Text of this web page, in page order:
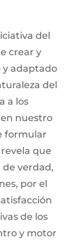
del
crear y
y adaptado
del
a los
nuestro
formular
que
de verdad,
por el
de los
y motor